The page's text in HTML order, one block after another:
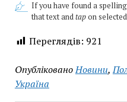
If you have found a
that text andtapon
Переглядів: 921
ОпублікованоНовини,
Україна